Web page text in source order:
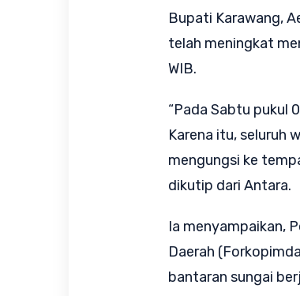
Bupati Karawang,
telah meningkat
WIB.
“Pada Sabtu pukul
Karena itu, seluruh
mengungsi ke
dikutip dari Antara.
Ia menyampaikan,
Daerah
bantaran sungai